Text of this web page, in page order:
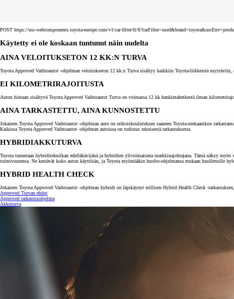
Alkaen
tai kuukausierä
POST https://usc-webcomponents.toyota-europe.com/v1/car-filter/fi/
Käytetty ei ole koskaan tuntunut näin uudelta
AINA VELOITUKSETON 12 KK:N TURVA
Toyota Approved Vaihtoautot -ohjelman veloitukseton 12 kk:n Turva sisältyy kaikkiin Toyota-liikkeistä
EI KILOMETRIRAJOITUSTA
Auton hintaan sisältyvä Toyota Approved Vaihtoautot Turva on voimassa 12 kk hankintahetkestä ilman
AINA TARKASTETTU, AINA KUNNOSTETTU
Jokainen Toyota Approved Vaihtoautot -ohjelman auto on erikoiskoulutuksen saaneen Toyota-mekaanikon
Kaikissa Toyota Approved Vaihtoautot -ohjelman autoissa on todistus teknisestä tarkastuksesta.
HYBRIDIAKKUTURVA
Toyota tunnetaan hybriditekniikan edelläkävijänä ja hybridien ylivoimaisena markkinajohtajana. Tämä näkyy
toimivuutensa. Ne kestävät koko auton käyttöiän, ja Toyota myöntääkin huolto-ohjelmansa mukaan huolletuille
HYBRID HEALTH CHECK
Jokainen Toyota Approved Vaihtoautot -ohjelman hybridi on läpikäynyt erillisen Hybrid Health Check -
Approved Turvan ehdot
Approved tarkastusohjelma
Akkuturva